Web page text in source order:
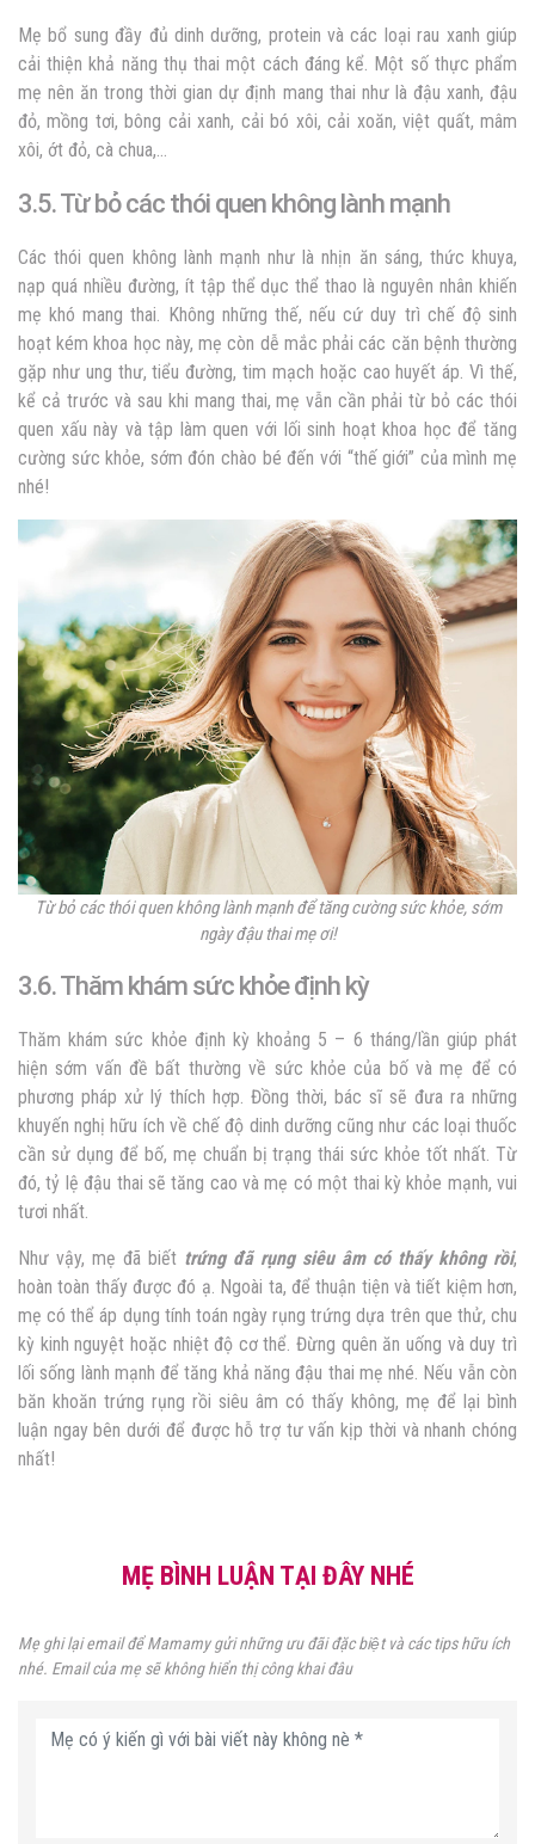
Mẹ bổ sung đầy đủ dinh dưỡng, protein và các loại rau xanh giúp
cải thiện khả năng thụ thai một cách đáng kể. Một số thực phẩm
mẹ nên ăn trong thời gian dự định mang thai như là đậu xanh, đậu
đỏ, mồng tơi, bông cải xanh, cải bó xôi, cải xoăn, việt quất, mâm
xôi, ớt đỏ, cà chua,…
3.5. Từ bỏ các thói quen không lành mạnh
Các thói quen không lành mạnh như là nhịn ăn sáng, thức khuya,
nạp quá nhiều đường, ít tập thể dục thể thao là nguyên nhân khiến
mẹ khó mang thai. Không những thế, nếu cứ duy trì chế độ sinh
hoạt kém khoa học này, mẹ còn dễ mắc phải các căn bệnh thường
gặp như ung thư, tiểu đường, tim mạch hoặc cao huyết áp. Vì thế,
kể cả trước và sau khi mang thai, mẹ vẫn cần phải từ bỏ các thói
quen xấu này và tập làm quen với lối sinh hoạt khoa học để tăng
cường sức khỏe, sớm đón chào bé đến với “thế giới” của mình mẹ
nhé!
Từ bỏ các thói quen không lành mạnh để tăng cường sức khỏe, sớm
ngày đậu thai mẹ ơi!
3.6. Thăm khám sức khỏe định kỳ
Thăm khám sức khỏe định kỳ khoảng 5 – 6 tháng/lần giúp phát
hiện sớm vấn đề bất thường về sức khỏe của bố và mẹ để có
phương pháp xử lý thích hợp. Đồng thời, bác sĩ sẽ đưa ra những
khuyến nghị hữu ích về chế độ dinh dưỡng cũng như các loại thuốc
cần sử dụng để bố, mẹ chuẩn bị trạng thái sức khỏe tốt nhất. Từ
đó, tỷ lệ đậu thai sẽ tăng cao và mẹ có một thai kỳ khỏe mạnh, vui
tươi nhất.
Như vậy, mẹ đã biết trứng đã rụng siêu âm có thấy không rồi,
hoàn toàn thấy được đó ạ. Ngoài ta, để thuận tiện và tiết kiệm hơn,
mẹ có thể áp dụng tính toán ngày rụng trứng dựa trên que thử, chu
kỳ kinh nguyệt hoặc nhiệt độ cơ thể. Đừng quên ăn uống và duy trì
lối sống lành mạnh để tăng khả năng đậu thai mẹ nhé. Nếu vẫn còn
băn khoăn trứng rụng rồi siêu âm có thấy không, mẹ để lại bình
luận ngay bên dưới để được hỗ trợ tư vấn kịp thời và nhanh chóng
nhất!
MẸ BÌNH LUẬN TẠI ĐÂY NHÉ
Mẹ ghi lại email để Mamamy gửi những ưu đãi đặc biệt và các tips hữu ích
nhé. Email của mẹ sẽ không hiển thị công khai đâu